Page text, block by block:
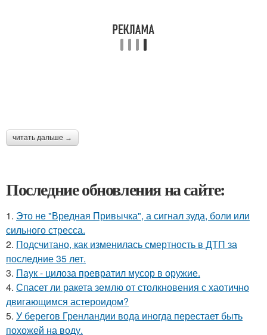
читать дальше →
Последние обновления на сайте:
1. Это не "Вредная Привычка", а сигнал зуда, боли или
сильного стресса.
2. Подсчитано, как изменилась смертность в ДТП за
последние 35 лет.
3. Паук - цилоза превратил мусор в оружие.
4. Спасет ли ракета землю от столкновения с хаотично
двигающимся астероидом?
5. У берегов Гренландии вода иногда перестает быть
похожей на воду.